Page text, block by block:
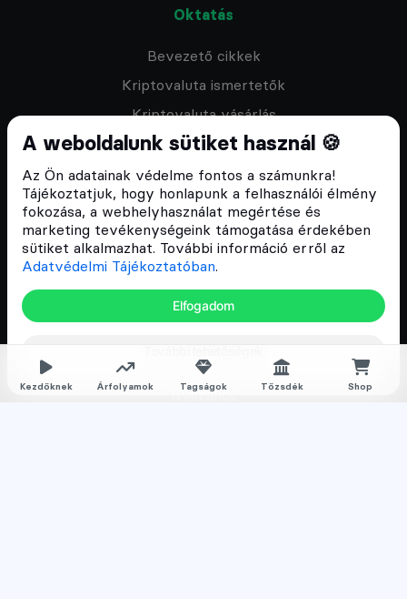
Kezdőknek Árfolyamok Tagságok Tőzsdék Shop
A weboldalunk sütiket használ 🍪
Az Ön adatainak védelme fontos a számunkra!
Tájékoztatjuk, hogy honlapunk a felhasználói élmény
fokozása, a webhelyhasználat megértése és
marketing tevékenységeink támogatása érdekében
sütiket alkalmazhat. További információ erről az
Adatvédelmi Tájékoztatóban.
Elfogadom
Oktatás
Bevezető cikkek
Kriptovaluta ismertetők
Kriptovaluta vásárlás
Oktató anyagok
Discord közösség
Csomagajánlatok
Kriptovaluta kezdőknek
Megapack
Nyilvános